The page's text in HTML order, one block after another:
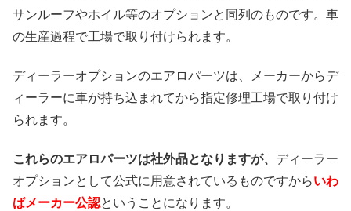
サンルーフやホイル等のオプションと同列のものです。車
の生産過程で工場で取り付けられます。
ディーラーオプションのエアロパーツは、メーカーからデ
ィーラーに車が持ち込まれてから指定修理工場で取り付け
られます。
これらのエアロパーツは社外品となりますが、 ディーラー
オプションとして公式に用意されているものですからいわ
ばメーカー公認ということになります。